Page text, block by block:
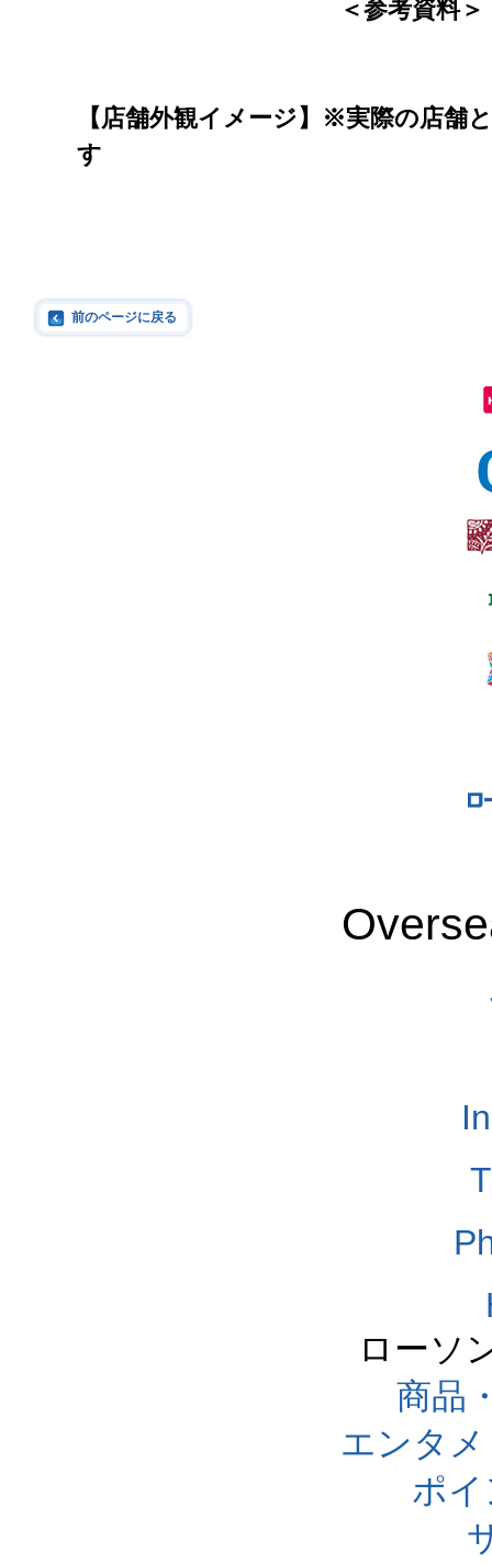
＜参考資料＞
【店舗外観イメージ】※実際の店舗
す
前のページに戻る
ローソ
商品
エンタ
ポ